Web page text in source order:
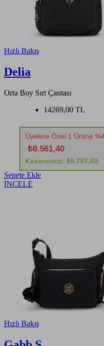
Hızlı Bakış
Delia
Orta Boy Sırt Çantası
14269,00 TL
Üyelere Özel 1 Ürüne
₺8.561,40
Kazancınız: ₺5.707,60
Sepete Ekle
İNCELE
Hızlı Bakış